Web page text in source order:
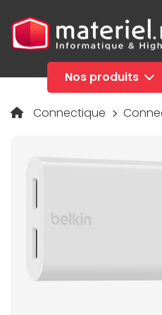
Nos produits
Connectique